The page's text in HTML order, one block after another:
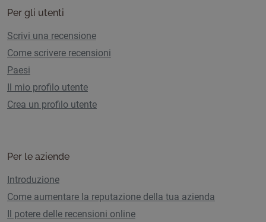
Per gli utenti
Scrivi una recensione
Come scrivere recensioni
Paesi
Il mio profilo utente
Crea un profilo utente
Per le aziende
Introduzione
Come aumentare la reputazione della tua azienda
Il potere delle recensioni online